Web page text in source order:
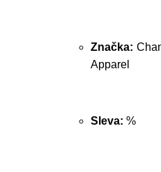
Značka:
Apparel
Sleva: %